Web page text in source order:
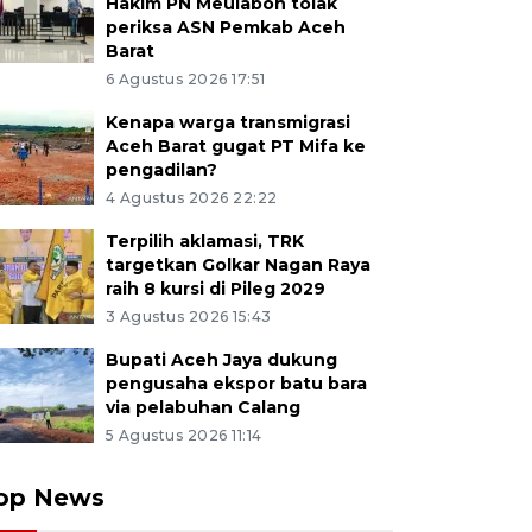
periksa ASN Pemkab Aceh
Barat
6 Agustus 2026 17:51
Kenapa warga transmigrasi
Aceh Barat gugat PT Mifa ke
pengadilan?
4 Agustus 2026 22:22
Terpilih aklamasi, TRK
targetkan Golkar Nagan Raya
raih 8 kursi di Pileg 2029
3 Agustus 2026 15:43
Bupati Aceh Jaya dukung
pengusaha ekspor batu bara
via pelabuhan Calang
5 Agustus 2026 11:14
News